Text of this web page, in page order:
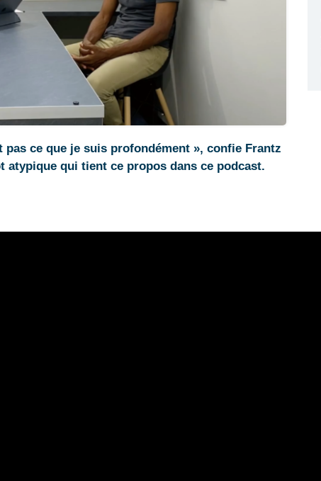
pas ce que je suis profondément », confie Frantz
atypique qui tient ce propos dans ce podcast.